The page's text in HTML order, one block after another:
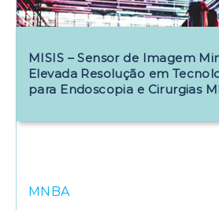
MISIS – Sensor de Imagem
Elevada Resolução em
para Endoscopia e Cirurgias
MNBA